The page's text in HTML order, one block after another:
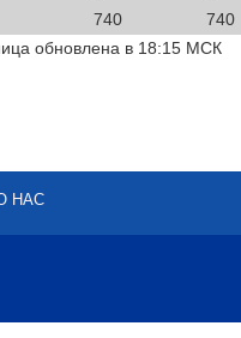
740 740
обновлена в 18:15 МСК
НАС